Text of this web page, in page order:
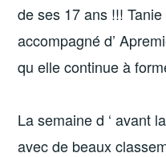
de ses 17 ans !!!
accompagné d’
qu elle continue à
La semaine d ‘ avant
avec de beaux